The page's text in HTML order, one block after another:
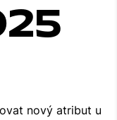
nový atribut u